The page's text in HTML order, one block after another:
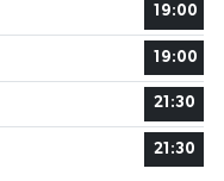
19:00
19:00
21:30
21:30